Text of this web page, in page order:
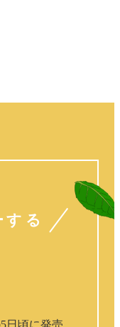
する
日頃に発売